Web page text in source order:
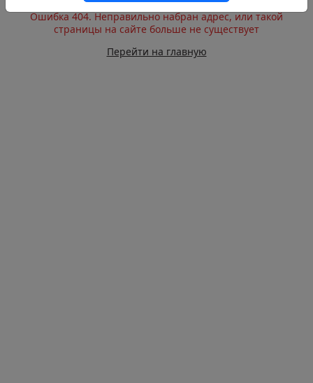
Ошибка 404. Неправильно набран адрес, или такой
страницы на сайте больше не существует
Перейти на главную